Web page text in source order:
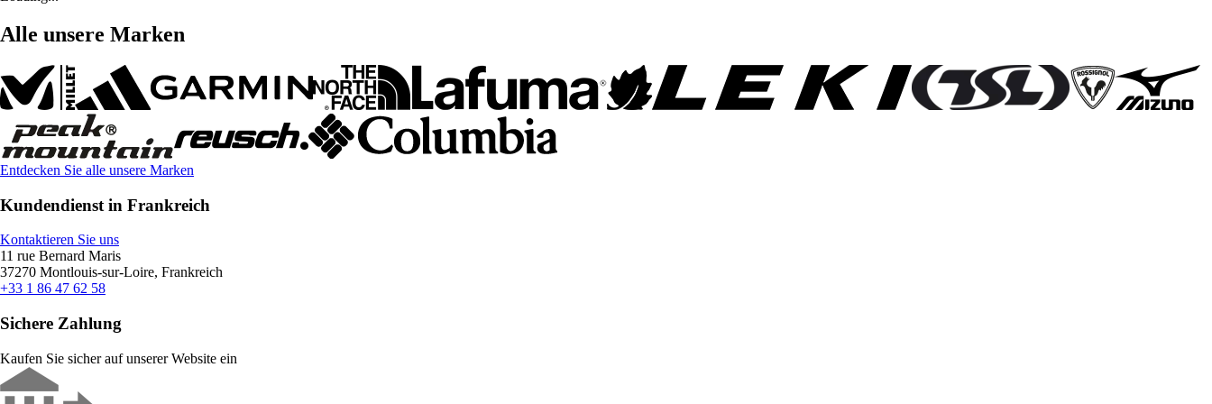
Alle unsere Marken
Entdecken Sie alle unsere Marken
Kundendienst in Frankreich
Kontaktieren Sie uns
11 rue Bernard Maris
37270 Montlouis-sur-Loire, Frankreich
+33 1 86 47 62 58
Sichere Zahlung
Kaufen Sie sicher auf unserer Website ein